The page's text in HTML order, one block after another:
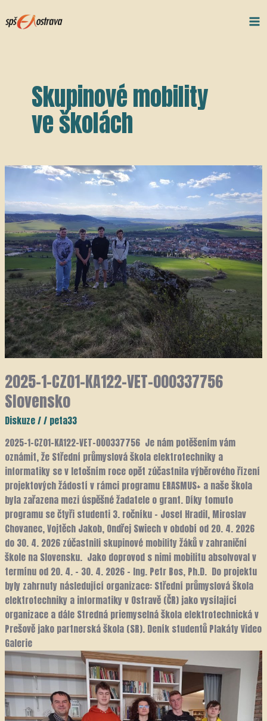
na
Skupinové mobility
ve školách
2025-1-CZ01-KA122-VET-000337756
Slovensko
Diskuze// peta33
2025-1-CZ01-KA122-VET-000337756 Je nám potěšením vám
oznámit, že Střední průmyslová škola elektrotechniky a
informatiky se v letošním roce opět zúčastnila výběrového řízení
projektových žádostí v rámci programu ERASMUS+ a naše škola
byla zařazena mezi úspěšné žadatele o grant. Díky tomuto
programu se čtyři studenti 3. ročníku – Josef Hradil, Miroslav
Chovanec, Vojtěch Jakob, Ondřej Swiech v období od 20. 4. 2026
do 30. 4. 2026 zúčastnili skupinové mobility žáků v zahraniční
škole na Slovensku. Jako doprovod s nimi mobilitu absolvoval v
termínu od 20. 4. – 30. 4. 2026 – Ing. Petr Bos, Ph.D. Do projektu
byly zahrnuty následující organizace: Střední průmyslová škola
elektrotechniky a informatiky v Ostravě (ČR) jako vysílající
organizace a dále Stredná priemyselná škola elektrotechnická v
Prešově jako partnerská škola (SR). Deník studentů Plakáty Video
Galerie